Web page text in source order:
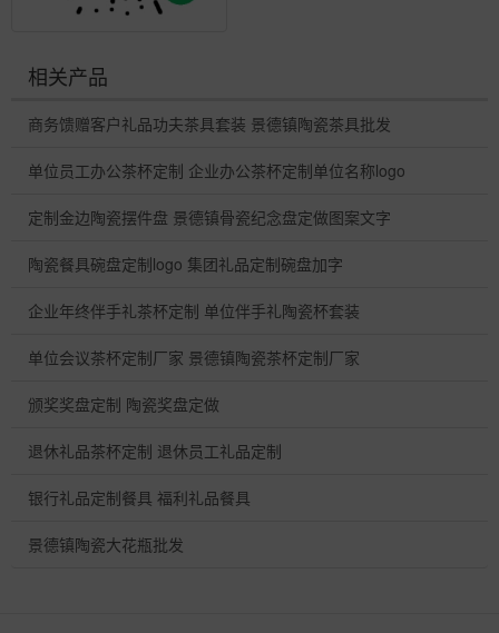
相关产品
商务馈赠客户礼品功夫茶具套装 景德镇陶瓷茶具批发
单位员工办公茶杯定制 企业办公茶杯定制单位名称logo
定制金边陶瓷摆件盘 景德镇骨瓷纪念盘定做图案文字
陶瓷餐具碗盘定制logo 集团礼品定制碗盘加字
企业年终伴手礼茶杯定制 单位伴手礼陶瓷杯套装
单位会议茶杯定制厂家 景德镇陶瓷茶杯定制厂家
颁奖奖盘定制 陶瓷奖盘定做
退休礼品茶杯定制 退休员工礼品定制
银行礼品定制餐具 福利礼品餐具
景德镇陶瓷大花瓶批发